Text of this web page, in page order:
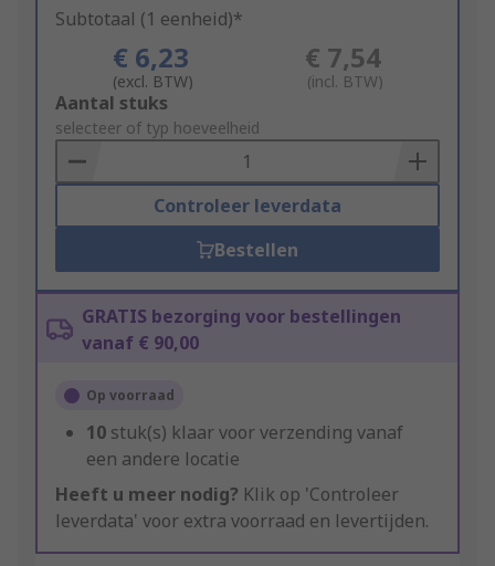
Subtotaal (1 eenheid)*
€ 6,23
(excl. BTW)
€ 7,54
(incl. BTW)
Add
to
Basket
Aantal stuks
selecteer of typ hoeveelheid
Controleer leverdata
Bestellen
GRATIS bezorging voor bestellingen
vanaf € 90,00
Op voorraad
10 stuk(s) klaar voor verzending vanaf
een andere locatie
Heeft u meer nodig? Klik op 'Controleer
leverdata' voor extra voorraad en levertijden.